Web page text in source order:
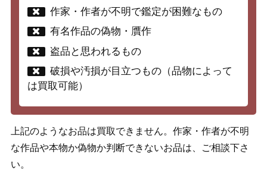
作家・作者が不明で鑑定が困難なもの
有名作品の偽物・贋作
盗品と思われるもの
破損や汚損が目立つもの（品物によって
は買取可能）
上記のようなお品は買取できません。作家・作者が不明
な作品や本物か偽物か判断できないお品は、ご相談下さ
い。